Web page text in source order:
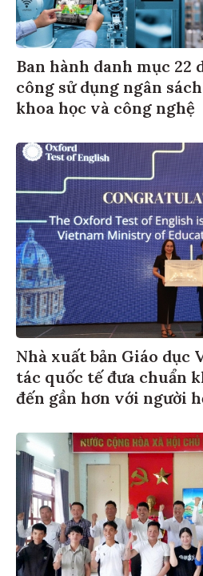
Ban hành danh mục 22
công sử dụng ngân
khoa học và công nghệ
Nhà xuất bản Giáo dục
tác quốc tế đưa chuẩn
đến gần hơn với người